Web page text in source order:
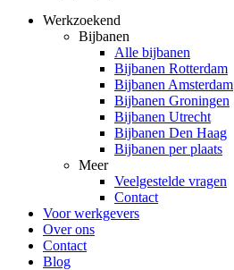
Werkzoekend
Bijbanen
Alle bijbanen
Bijbanen Rotterdam
Bijbanen Amsterdam
Bijbanen Groningen
Bijbanen Utrecht
Bijbanen Den Haag
Bijbanen per plaats
Meer
Veelgestelde vragen
Contact
Voor werkgevers
Over ons
Contact
Blog